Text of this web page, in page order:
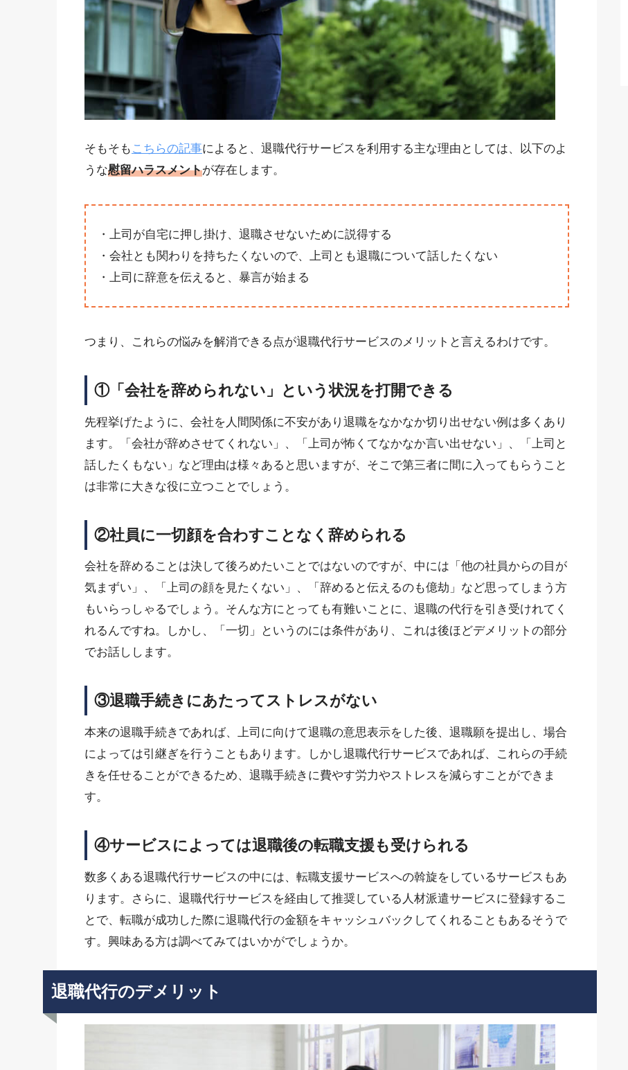
そもそも こちらの記事によると、退職代行サービスを利用する主な理由としては、以下のよ
うな慰留ハラスメントが存在します。
・上司が自宅に押し掛け、退職させないために説得する
・会社とも関わりを持ちたくないので、上司とも退職について話したくない
・上司に辞意を伝えると、暴言が始まる
つまり、これらの悩みを解消できる点が退職代行サービスのメリットと言えるわけです。
①「会社を辞められない」という状況を打開できる
先程挙げたように、会社を人間関係に不安があり退職をなかなか切り出せない例は多くあり
ます。「会社が辞めさせてくれない」、「上司が怖くてなかなか言い出せない」、「上司と
話したくもない」など理由は様々あると思いますが、そこで第三者に間に入ってもらうこと
は非常に大きな役に立つことでしょう。
②社員に一切顔を合わすことなく辞められる
会社を辞めることは決して後ろめたいことではないのですが、中には「他の社員からの目が
気まずい」、「上司の顔を見たくない」、「辞めると伝えるのも億劫」など思ってしまう方
もいらっしゃるでしょう。そんな方にとっても有難いことに、退職の代行を引き受けれてく
れるんですね。しかし、「一切」というのには条件があり、これは後ほどデメリットの部分
でお話しします。
③退職手続きにあたってストレスがない
本来の退職手続きであれば、上司に向けて退職の意思表示をした後、退職願を提出し、場合
によっては引継ぎを行うこともあります。しかし退職代行サービスであれば、これらの手続
きを任せることができるため、退職手続きに費やす労力やストレスを減らすことができま
す。
④サービスによっては退職後の転職支援も受けられる
数多くある退職代行サービスの中には、転職支援サービスへの斡旋をしているサービスもあ
ります。さらに、退職代行サービスを経由して推奨している人材派遣サービスに登録するこ
とで、転職が成功した際に退職代行の金額をキャッシュバックしてくれることもあるそうで
す。興味ある方は調べてみてはいかがでしょうか。
退職代行のデメリット